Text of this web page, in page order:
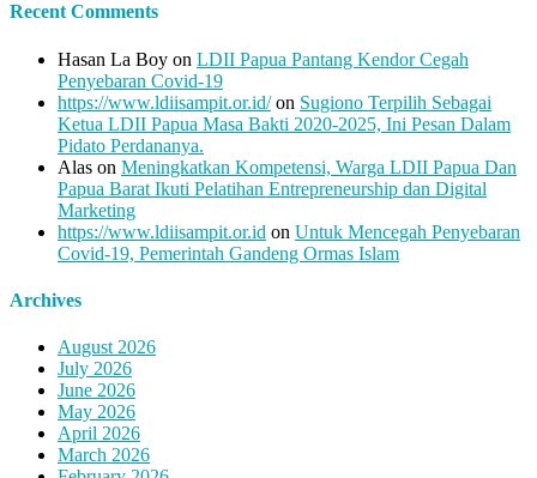
Recent Comments
Hasan La Boy on LDII Papua Pantang Kendor Cegah
Penyebaran Covid-19
https://www.ldiisampit.or.id/on Sugiono Terpilih Sebagai
Ketua LDII Papua Masa Bakti 2020-2025, Ini Pesan Dalam
Pidato Perdananya.
Alas on Meningkatkan Kompetensi, Warga LDII Papua Dan
Papua Barat Ikuti Pelatihan Entrepreneurship dan Digital
Marketing
https://www.ldiisampit.or.id on Untuk Mencegah Penyebaran
Covid-19, Pemerintah Gandeng Ormas Islam
Archives
August 2026
July 2026
June 2026
May 2026
April 2026
March 2026